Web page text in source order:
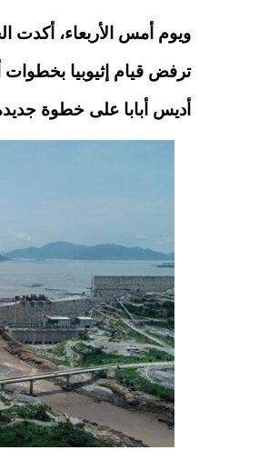
ويوم أمس الأربعاء، أكدت
ترفض قيام إثيوبيا
أديس أبابا على خطوة